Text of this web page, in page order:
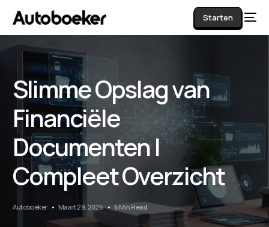
Starten
Slimme Opslag van
Financiële
Documenten |
Compleet Overzicht
Autoboeker Maart 29, 2026 6 Min Read
AI